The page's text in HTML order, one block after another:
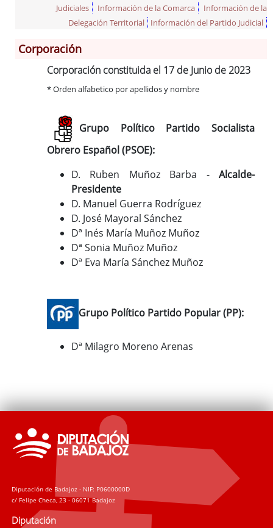
Información General
Historia
Gastronomía
Fiestas
Población
Correo-e gratis
Códigos para FACe
Judiciales
Información de la Comarca
Información de la
Delegación Territorial
Información del Partido Judicial
Corporación
Corporación constituida el 17 de Junio de 2023
* Orden alfabetico por apellidos y nombre
Grupo Político Partido Socialista
Obrero Español (PSOE):
D. Ruben Muñoz Barba - Alcalde-
Presidente
D. Manuel Guerra Rodríguez
D. José Mayoral Sánchez
Dª Inés María Muñoz Muñoz
Dª Sonia Muñoz Muñoz
Dª Eva María Sánchez Muñoz
Grupo Político Partido Popular (PP):
Dª Milagro Moreno Arenas
Diputación de Badajoz - NIF: P0600000D
c/ Felipe Checa, 23 - 06071 Badajoz
Diputación